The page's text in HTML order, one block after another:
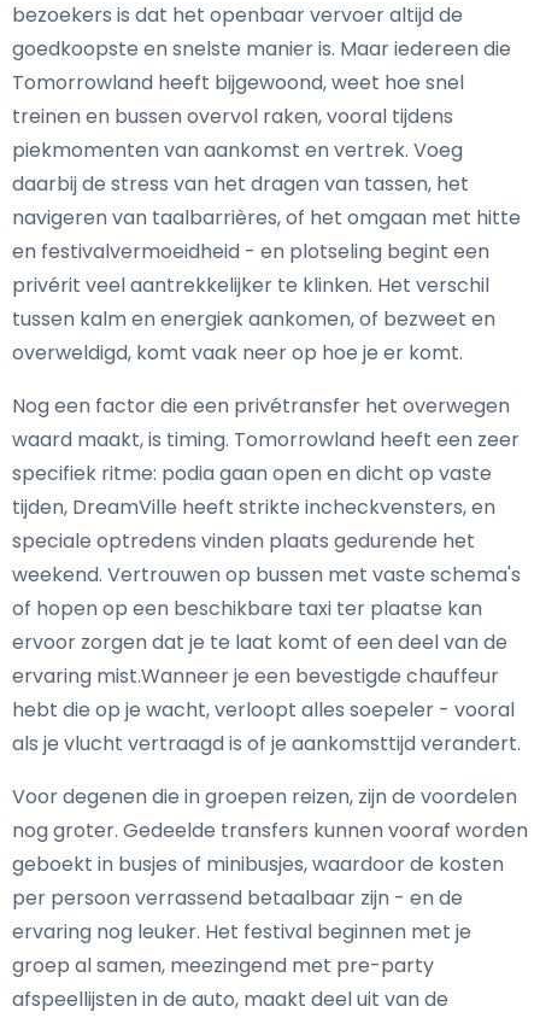
bezoekers is dat het openbaar vervoer altijd de
goedkoopste en snelste manier is. Maar iedereen die
Tomorrowland heeft bijgewoond, weet hoe snel
treinen en bussen overvol raken, vooral tijdens
piekmomenten van aankomst en vertrek. Voeg
daarbij de stress van het dragen van tassen, het
navigeren van taalbarrières, of het omgaan met hitte
en festivalvermoeidheid - en plotseling begint een
privérit veel aantrekkelijker te klinken. Het verschil
tussen kalm en energiek aankomen, of bezweet en
overweldigd, komt vaak neer op hoe je er komt.
Nog een factor die een privétransfer het overwegen
waard maakt, is timing. Tomorrowland heeft een zeer
specifiek ritme: podia gaan open en dicht op vaste
tijden, DreamVille heeft strikte incheckvensters, en
speciale optredens vinden plaats gedurende het
weekend. Vertrouwen op bussen met vaste schema's
of hopen op een beschikbare taxi ter plaatse kan
ervoor zorgen dat je te laat komt of een deel van de
ervaring mist.Wanneer je een bevestigde chauffeur
hebt die op je wacht, verloopt alles soepeler - vooral
als je vlucht vertraagd is of je aankomsttijd verandert.
Voor degenen die in groepen reizen, zijn de voordelen
nog groter. Gedeelde transfers kunnen vooraf worden
geboekt in busjes of minibusjes, waardoor de kosten
per persoon verrassend betaalbaar zijn - en de
ervaring nog leuker. Het festival beginnen met je
groep al samen, meezingend met pre-party
afspeellijsten in de auto, maakt deel uit van de